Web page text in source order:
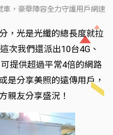
車，豪華陣容全力守護用戶網速
，光是光纖的總長度就拉
次我們還派出10台4G、
提供超過平常4倍的網路
是分享美照的遠傳用戶，
親友分享盛況！